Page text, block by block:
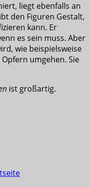
liegt ebenfalls an
den Figuren Gestalt,
kann. Er
es sein muss. Aber
wie beispielsweise
umgehen. Sie
ist großartig.